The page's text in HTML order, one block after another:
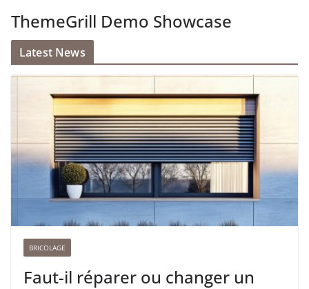
ThemeGrill Demo Showcase
Latest News
BRICOLAGE
Faut-il réparer ou changer un